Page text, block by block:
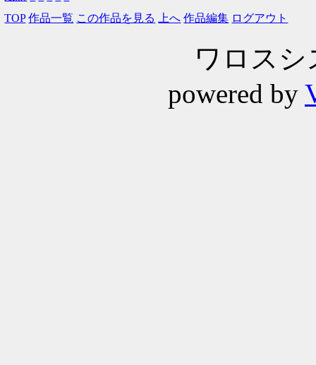
TOP 作品一覧 この作品を見る 上へ 作品編集 ログアウト
ワロスシ
powered by